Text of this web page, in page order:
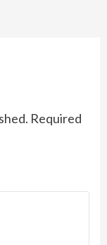
Required